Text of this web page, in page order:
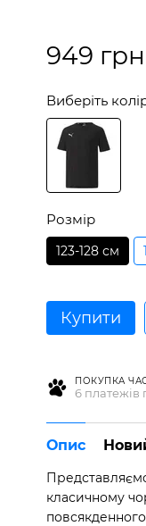
949 грн
Виберіть
Розмір
123-128 см
Купити
ПОКУПКА
6 платежів
Опис
класичному